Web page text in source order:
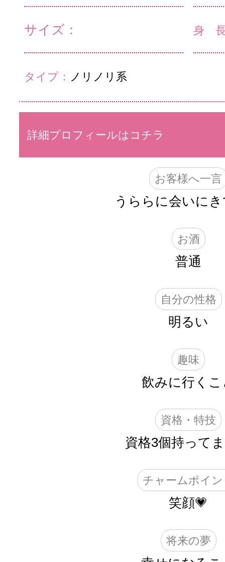
サイズ： 身
タイプ： ノリノリ系
詳細プロフィールはコチラ
お客様へ一言
うららに会いに
お酒
普通
自分の性格
明るい
趣味
飲みに行くこ
資格・特技
資格3個持って
チャームポイ
笑顔💗
将来の夢